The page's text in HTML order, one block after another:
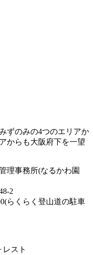
ずのみの4つのエリアか
からも大阪府下を一望
理事務所(なるかわ園
2
らくらく登山道の駐車
レスト